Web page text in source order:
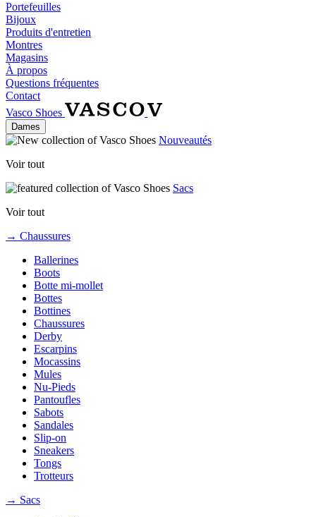
Portefeuilles
Bijoux
Produits d'entretien
Montres
Magasins
À propos
Questions fréquentes
Contact
Vasco Shoes
Dames
Nouveautés
Voir tout
Sacs
Voir tout
→ Chaussures
Ballerines
Boots
Botte mi-mollet
Bottes
Bottines
Chaussures
Derby
Escarpins
Mocassins
Mules
Nu-Pieds
Pantoufles
Sabots
Sandales
Slip-on
Sneakers
Tongs
Trotteurs
→ Sacs